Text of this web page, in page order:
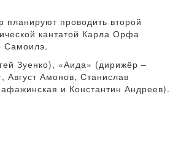
проводить второй
кантатой Карла Орфа
Самоилэ.
Зуенко), «Аида» (дирижёр –
Амонов, Станислав
и Константин Андреев).